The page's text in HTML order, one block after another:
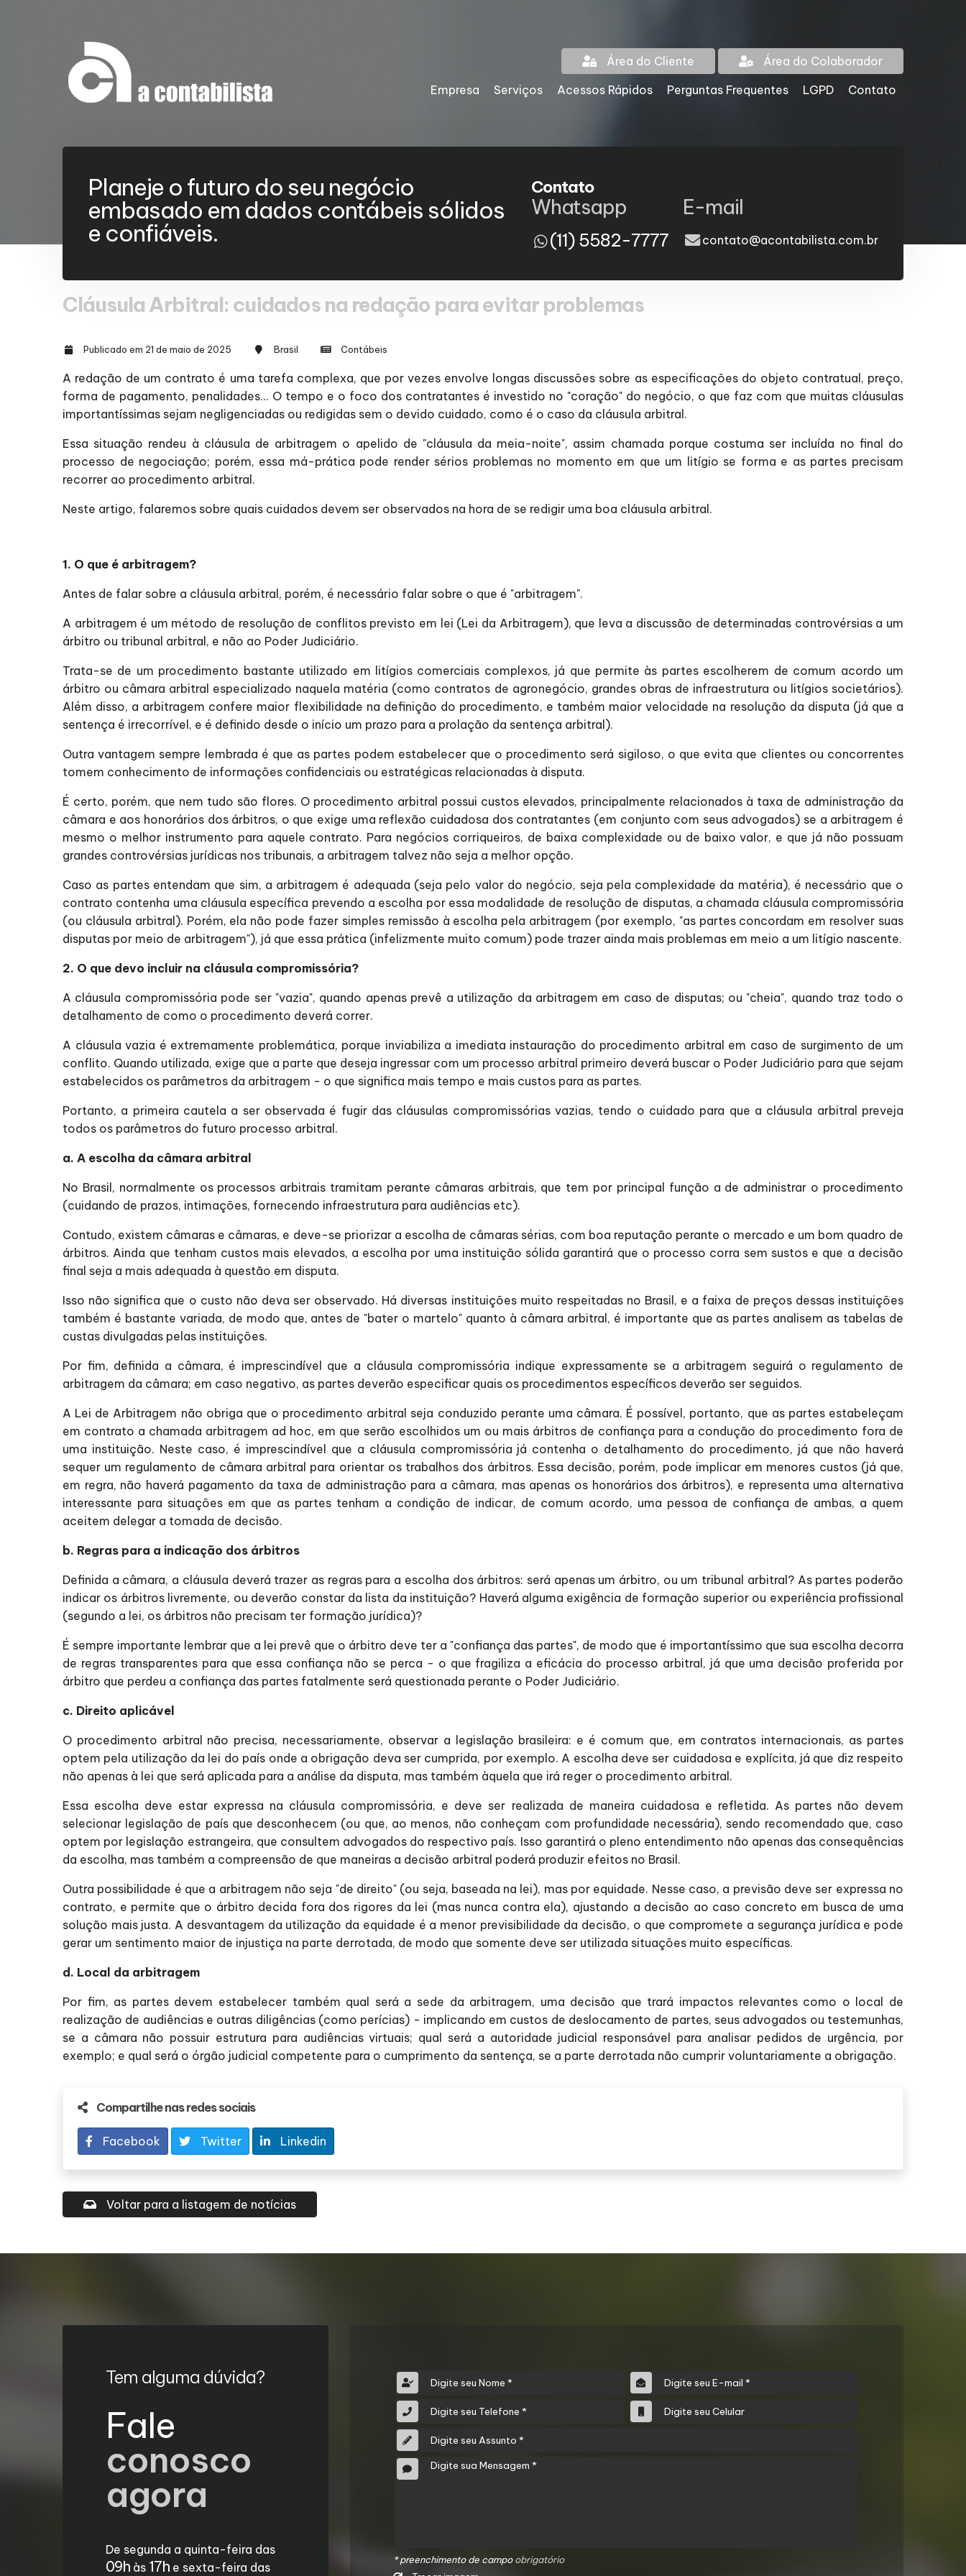
Área do Cliente
Área do Colaborador
Empresa
Serviços Acessos Rápidos Perguntas Frequentes LGPD Contato
Planeje o futuro do seu negócio
embasado em dados contábeis sólidos
e confiáveis.
Contato
Whatsapp
(11) 5582-7777
E-mail
contato@acontabilista.com.br
Cláusula Arbitral: cuidados na redação para evitar problemas
Publicado em 21 de maio de 2025 Brasil Contábeis
A redação de um contrato é uma tarefa complexa, que por vezes envolve longas discussões sobre as especificações do objeto contratual, preço,
forma de pagamento, penalidades... O tempo e o foco dos contratantes é investido no "coração" do negócio, o que faz com que muitas cláusulas
importantíssimas sejam negligenciadas ou redigidas sem o devido cuidado, como é o caso da cláusula arbitral.
Essa situação rendeu à cláusula de arbitragem o apelido de "cláusula da meia-noite", assim chamada porque costuma ser incluída no final do
processo de negociação; porém, essa má-prática pode render sérios problemas no momento em que um litígio se forma e as partes precisam
recorrer ao procedimento arbitral.
Neste artigo, falaremos sobre quais cuidados devem ser observados na hora de se redigir uma boa cláusula arbitral.
1. O que é arbitragem?
Antes de falar sobre a cláusula arbitral, porém, é necessário falar sobre o que é "arbitragem".
A arbitragem é um método de resolução de conflitos previsto em lei (Lei da Arbitragem), que leva a discussão de determinadas controvérsias a um
árbitro ou tribunal arbitral, e não ao Poder Judiciário.
Trata-se de um procedimento bastante utilizado em litígios comerciais complexos, já que permite às partes escolherem de comum acordo um
árbitro ou câmara arbitral especializado naquela matéria (como contratos de agronegócio, grandes obras de infraestrutura ou litígios societários).
Além disso, a arbitragem confere maior flexibilidade na definição do procedimento, e também maior velocidade na resolução da disputa (já que a
sentença é irrecorrível, e é definido desde o início um prazo para a prolação da sentença arbitral).
Outra vantagem sempre lembrada é que as partes podem estabelecer que o procedimento será sigiloso, o que evita que clientes ou concorrentes
tomem conhecimento de informações confidenciais ou estratégicas relacionadas à disputa.
É certo, porém, que nem tudo são flores. O procedimento arbitral possui custos elevados, principalmente relacionados à taxa de administração da
câmara e aos honorários dos árbitros, o que exige uma reflexão cuidadosa dos contratantes (em conjunto com seus advogados) se a arbitragem é
mesmo o melhor instrumento para aquele contrato. Para negócios corriqueiros, de baixa complexidade ou de baixo valor, e que já não possuam
grandes controvérsias jurídicas nos tribunais, a arbitragem talvez não seja a melhor opção.
Caso as partes entendam que sim, a arbitragem é adequada (seja pelo valor do negócio, seja pela complexidade da matéria), é necessário que o
contrato contenha uma cláusula específica prevendo a escolha por essa modalidade de resolução de disputas, a chamada cláusula compromissória
(ou cláusula arbitral). Porém, ela não pode fazer simples remissão à escolha pela arbitragem (por exemplo, "as partes concordam em resolver suas
disputas por meio de arbitragem"), já que essa prática (infelizmente muito comum) pode trazer ainda mais problemas em meio a um litígio nascente.
2. O que devo incluir na cláusula compromissória?
A cláusula compromissória pode ser "vazia", quando apenas prevê a utilização da arbitragem em caso de disputas; ou "cheia", quando traz todo o
detalhamento de como o procedimento deverá correr.
A cláusula vazia é extremamente problemática, porque inviabiliza a imediata instauração do procedimento arbitral em caso de surgimento de um
conflito. Quando utilizada, exige que a parte que deseja ingressar com um processo arbitral primeiro deverá buscar o Poder Judiciário para que sejam
estabelecidos os parâmetros da arbitragem - o que significa mais tempo e mais custos para as partes.
Portanto, a primeira cautela a ser observada é fugir das cláusulas compromissórias vazias, tendo o cuidado para que a cláusula arbitral preveja
todos os parâmetros do futuro processo arbitral.
a. A escolha da câmara arbitral
No Brasil, normalmente os processos arbitrais tramitam perante câmaras arbitrais, que tem por principal função a de administrar o procedimento
(cuidando de prazos, intimações, fornecendo infraestrutura para audiências etc).
Contudo, existem câmaras e câmaras, e deve-se priorizar a escolha de câmaras sérias, com boa reputação perante o mercado e um bom quadro de
árbitros. Ainda que tenham custos mais elevados, a escolha por uma instituição sólida garantirá que o processo corra sem sustos e que a decisão
final seja a mais adequada à questão em disputa.
Isso não significa que o custo não deva ser observado. Há diversas instituições muito respeitadas no Brasil, e a faixa de preços dessas instituições
também é bastante variada, de modo que, antes de "bater o martelo" quanto à câmara arbitral, é importante que as partes analisem as tabelas de
custas divulgadas pelas instituições.
Por fim, definida a câmara, é imprescindível que a cláusula compromissória indique expressamente se a arbitragem seguirá o regulamento de
arbitragem da câmara; em caso negativo, as partes deverão especificar quais os procedimentos específicos deverão ser seguidos.
A Lei de Arbitragem não obriga que o procedimento arbitral seja conduzido perante uma câmara. É possível, portanto, que as partes estabeleçam
em contrato a chamada arbitragem ad hoc, em que serão escolhidos um ou mais árbitros de confiança para a condução do procedimento fora de
uma instituição. Neste caso, é imprescindível que a cláusula compromissória já contenha o detalhamento do procedimento, já que não haverá
sequer um regulamento de câmara arbitral para orientar os trabalhos dos árbitros. Essa decisão, porém, pode implicar em menores custos (já que,
em regra, não haverá pagamento da taxa de administração para a câmara, mas apenas os honorários dos árbitros), e representa uma alternativa
interessante para situações em que as partes tenham a condição de indicar, de comum acordo, uma pessoa de confiança de ambas, a quem
aceitem delegar a tomada de decisão.
b. Regras para a indicação dos árbitros
Definida a câmara, a cláusula deverá trazer as regras para a escolha dos árbitros: será apenas um árbitro, ou um tribunal arbitral? As partes poderão
indicar os árbitros livremente, ou deverão constar da lista da instituição? Haverá alguma exigência de formação superior ou experiência profissional
(segundo a lei, os árbitros não precisam ter formação jurídica)?
É sempre importante lembrar que a lei prevê que o árbitro deve ter a "confiança das partes", de modo que é importantíssimo que sua escolha decorra
de regras transparentes para que essa confiança não se perca - o que fragiliza a eficácia do processo arbitral, já que uma decisão proferida por
árbitro que perdeu a confiança das partes fatalmente será questionada perante o Poder Judiciário.
c. Direito aplicável
O procedimento arbitral não precisa, necessariamente, observar a legislação brasileira: e é comum que, em contratos internacionais, as partes
optem pela utilização da lei do país onde a obrigação deva ser cumprida, por exemplo. A escolha deve ser cuidadosa e explícita, já que diz respeito
não apenas à lei que será aplicada para a análise da disputa, mas também àquela que irá reger o procedimento arbitral.
Essa escolha deve estar expressa na cláusula compromissória, e deve ser realizada de maneira cuidadosa e refletida. As partes não devem
selecionar legislação de país que desconhecem (ou que, ao menos, não conheçam com profundidade necessária), sendo recomendado que, caso
optem por legislação estrangeira, que consultem advogados do respectivo país. Isso garantirá o pleno entendimento não apenas das consequências
da escolha, mas também a compreensão de que maneiras a decisão arbitral poderá produzir efeitos no Brasil.
Outra possibilidade é que a arbitragem não seja "de direito" (ou seja, baseada na lei), mas por equidade. Nesse caso, a previsão deve ser expressa no
contrato, e permite que o árbitro decida fora dos rigores da lei (mas nunca contra ela), ajustando a decisão ao caso concreto em busca de uma
solução mais justa. A desvantagem da utilização da equidade é a menor previsibilidade da decisão, o que compromete a segurança jurídica e pode
gerar um sentimento maior de injustiça na parte derrotada, de modo que somente deve ser utilizada situações muito específicas.
d. Local da arbitragem
Por fim, as partes devem estabelecer também qual será a sede da arbitragem, uma decisão que trará impactos relevantes como o local de
realização de audiências e outras diligências (como perícias) - implicando em custos de deslocamento de partes, seus advogados ou testemunhas,
se a câmara não possuir estrutura para audiências virtuais; qual será a autoridade judicial responsável para analisar pedidos de urgência, por
exemplo; e qual será o órgão judicial competente para o cumprimento da sentença, se a parte derrotada não cumprir voluntariamente a obrigação.
Compartilhe nas redes sociais
Facebook Twitter Linkedin
Voltar para a listagem de notícias
Tem alguma dúvida?
Fale
conosco
agora
De segunda a quinta-feira das
09h às 17h e sexta-feira das
* preenchimento de campoobrigatório